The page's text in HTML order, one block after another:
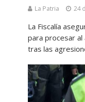
La Patria 24
La Fiscalía
para procesar
tras las